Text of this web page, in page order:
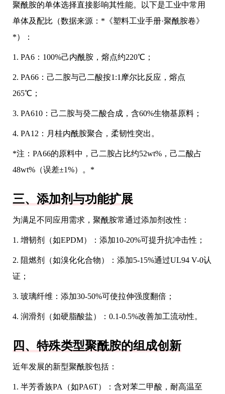
聚酰胺的单体选择直接影响其性能。以下是工业中常用
单体及配比（数据来源：*《塑料工业手册·聚酰胺卷》
*）：
1. PA6：100%己内酰胺，熔点约220℃；
2. PA66：己二胺与己二酸按1:1摩尔比反应，熔点
265℃；
3. PA610：己二胺与癸二酸合成，含60%生物基原料；
4. PA12：月桂内酰胺聚合，柔韧性突出。
*注：PA66的原料中，己二胺占比约52wt%，己二酸占
48wt%（误差±1%）。*
三、添加剂与功能扩展
为满足不同应用需求，聚酰胺常通过添加剂改性：
1. 增韧剂（如EPDM）：添加10-20%可提升抗冲击性；
2. 阻燃剂（如溴化化合物）：添加5-15%通过UL94 V-0认
证；
3. 玻璃纤维：添加30-50%可使拉伸强度翻倍；
4. 润滑剂（如硬脂酸盐）：0.1-0.5%改善加工流动性。
四、特殊类型聚酰胺的组成创新
近年发展的新型聚酰胺包括：
1. 半芳香族PA（如PA6T）：含对苯二甲酸，耐高温至